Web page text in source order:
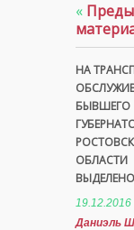
«
НА
БЫВШЕГО
ОБЛАСТИ
19.12.2016
Даниэль